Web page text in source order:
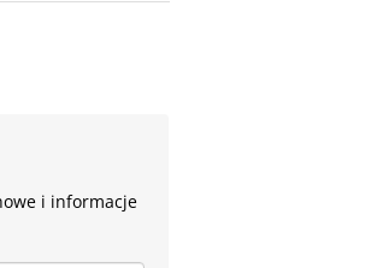
i informacje